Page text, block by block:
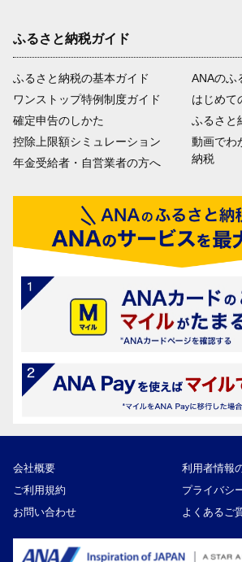
ふるさと納税ガイド
ふるさと納税の基本ガイド
ワンストップ特例制度ガイド
確定申告のしかた
控除上限額シミュレーション
年金受給者・自営業者の方へ
ANAのふ
はじめて
ふるさと
動画でわ
納税
会社概要
利用者情報
ご利用規約
プライバシ
お問い合わせ
よくあるご